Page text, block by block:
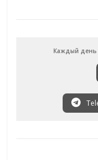
Каждый день